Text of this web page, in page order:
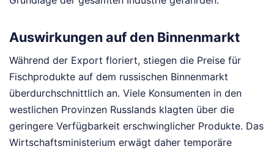
Auswirkungen auf den Binnenmarkt
Während der Export floriert, stiegen die Preise für
Fischprodukte auf dem russischen Binnenmarkt
überdurchschnittlich an. Viele Konsumenten in den
westlichen Provinzen Russlands klagten über die
geringere Verfügbarkeit erschwinglicher Produkte. Das
Wirtschaftsministerium erwägt daher temporäre